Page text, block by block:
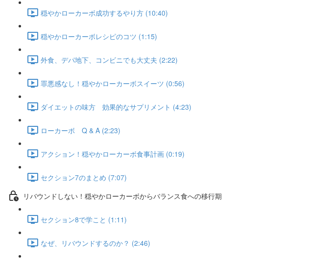
穏やかローカーボ成功するやり方 (10:40)
穏やかローカーボレシピのコツ (1:15)
外食、デパ地下、コンビニでも大丈夫 (2:22)
罪悪感なし！穏やかローカーボスイーツ (0:56)
ダイエットの味方 効果的なサプリメント (4:23)
ローカーボ Q & A (2:23)
アクション！穏やかローカーボ食事計画 (0:19)
セクション7のまとめ (7:07)
リバウンドしない！穏やかローカーボからバランス食への移行期
セクション8で学こと (1:11)
なぜ、リバウンドするのか？ (2:46)